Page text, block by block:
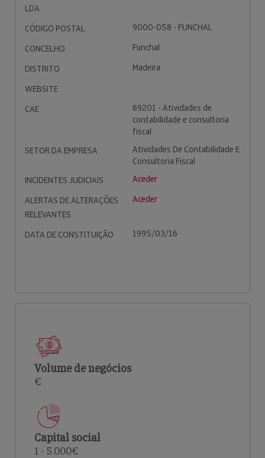
LDA.
CÓDIGO POSTAL
9000-058 - FUNCHAL
CONCELHO
Funchal
DISTRITO
Madeira
WEBSITE
CAE
69201 - Atividades de
contabilidade e consultoria
fiscal
SETOR DA EMPRESA
Atividades De Contabilidade E
Consultoria Fiscal
INCIDENTES JUDICIAIS
Aceder
ALERTAS DE ALTERAÇÕES
RELEVANTES
Aceder
DATA DE CONSTITUIÇÃO 1995/03/16
Volume de negócios
€
Capital social
1 - 5.000€